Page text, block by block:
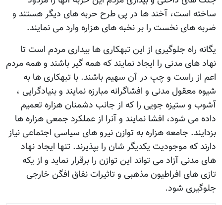
ساخته است، آخند ها در پی طرح حربه های دیگر هستند و
ضربه های نخست را بر نخبه های هزاره وارد می نمایند.
یگانه راه جلوگیری از این تبهکاری ها بیداری مردم است تا
نهاد های مدنی را ایجاد نمایند که همه گیر باشند و همه مردم
اعم از راست و چپ در آن سهیم باشند. با تبهکاری ها به
شیوه معقول مدنی و افشاگرانه مبارزه نمایند و بنیادگرایی ،
آشوب و ستیزه جویی را که از جانب دشمنان هزاره تعمیم
داده می شود، افشا نمایند و آنرا از عملکرد جمعی هزاره ها
بزدایند. جامعه هزاره به توازن نیرو های سیاسی اجتماعی نیاز
دارند که موجودیت یکدیگر شان را بپذیرند. تنها ایجاد نهاد
های مدنی آزاد می تواند این توازن را برقرار نماید و از یکه
تازی های افراطیون مذهبی و تاثیرات نفاق افگن خارجی
جلوگیری شود.